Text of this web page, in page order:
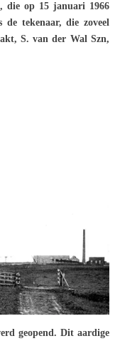
die op 15 januari 1966
tekenaar, die zoveel
S. van der Wal Szn,
geopend. Dit aardige